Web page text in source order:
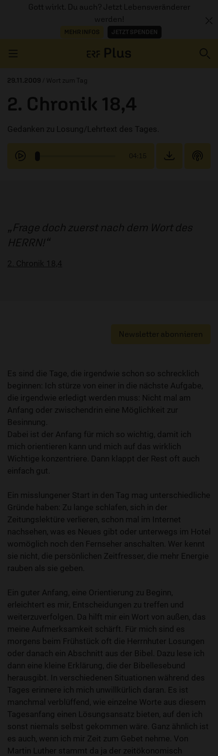
Gott wirkt. Du auch? Jetzt Lebensveränderer
werden!
MEHR INFOS JETZT SPENDEN
AUDIOTHEK
PROGRAMM
29.11.2009 / Wort zum Tag
2. Chronik 18,4
Gedanken zu Losung/Lehrtext des Tages.
04:15
Frage doch zuerst nach dem Wort des
HERRN!
2. Chronik 18,4
Newsletter abonnieren
Es sind die Tage, die irgendwie schon so schrecklich
beginnen: Ich stürze von einer in die nächste Aufgabe,
die irgendwie erledigt werden muss: Nicht mal am
Anfang oder zwischendrin eine Möglichkeit zur
Besinnung.
Dabei ist der Anfang für mich so wichtig, damit ich
mich orientieren kann und mich auf das wirklich
Wichtige konzentriere. Dann klappt der Rest oft auch
einfach gut.
Ein misslungener Start in den Tag mag unterschiedliche
Gründe haben: Zu lange schlafen, sich in der
Zeitungslektüre verlieren, schon mal im Internet
nachsehen, was es Neues gibt oder unterwegs im Hotel
womöglich noch den Fernseher anschalten. Wer kennt
sie nicht, die persönlichen Zeitfresser, die mehr Energie
rauben als sie geben.
Ein guter Anfang, eine Orientierung zu Beginn,
erleichtert es mir, Entscheidungen zu treffen und
weiterzuverfolgen. Da hilft mir ein Wort von außen, das
meine Aufmerksamkeit schärft. Für mich sind es
morgens beim Frühstück oft die Herrnhuter Losungen
oder danach ein Abschnitt aus der Bibel. Dazu lese ich
dann eine kleine Erklärung, die der Bibellesebund
herausgibt. In verschiedenen Situationen während des
Tages erinnere ich mich unwillkürlich daran. Es ist
manchmal verblüffend, wie einzelne Worte aus diesem
Tagesanfang einen Lösungsansatz bieten, auf den ich
sonst niemals selbst gekommen wäre. Ganz ähnlich ist
es auch, wenn ich mir Zeit zum Gebet nehme. Von
Martin Luther stammt da ja der zeitökonomisch